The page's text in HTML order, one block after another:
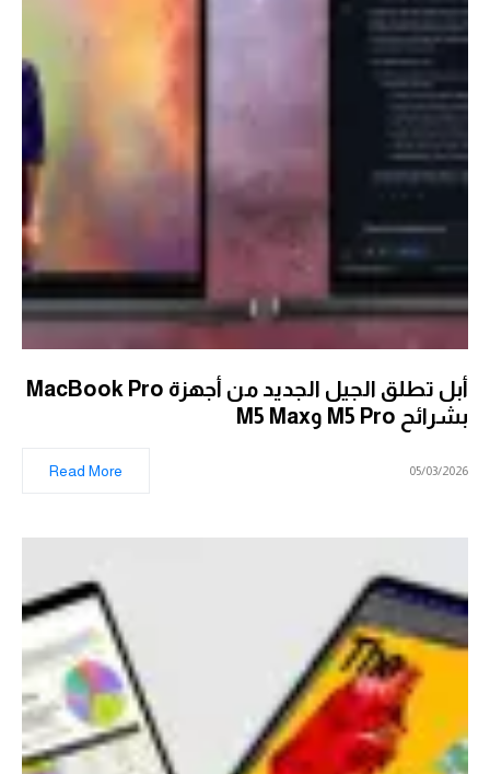
أبل تطلق الجيل الجديد من أجهزة MacBook Pro
بشرائح M5 Pro وM5 Max
05/03/2026
Read More